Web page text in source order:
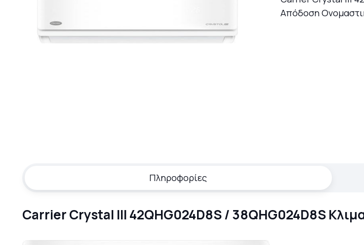
Απόδοση
Πληροφορίες
Carrier Crystal III 42QHG024D8S / 38QHG024D8S